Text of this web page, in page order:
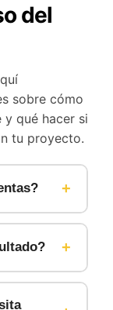
del
sobre cómo
qué hacer si
tu proyecto.
+
y no
+
con